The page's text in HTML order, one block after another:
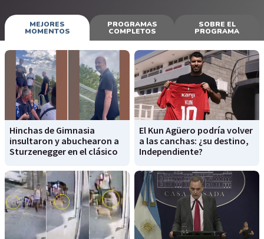
MEJORES
MOMENTOS
PROGRAMAS
COMPLETOS
SOBRE EL
PROGRAMA
Hinchas de Gimnasia
insultaron y abuchearon a
Sturzenegger en el clásico
El Kun Agüero podría volver
a las canchas: ¿su destino,
Independiente?